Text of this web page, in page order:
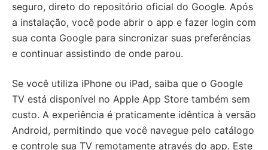
seguro, direto do repositório oficial do Google. Após
a instalação, você pode abrir o app e fazer login com
sua conta Google para sincronizar suas preferências
e continuar assistindo de onde parou.
Se você utiliza iPhone ou iPad, saiba que o Google
TV está disponível no Apple App Store também sem
custo. A experiência é praticamente idêntica à versão
Android, permitindo que você navegue pelo catálogo
e controle sua TV remotamente através do app. Este